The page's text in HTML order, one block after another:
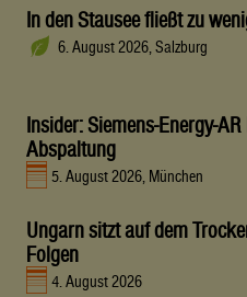
In den Stausee fließt zu
6. August 2026, Salzburg
Insider: Siemens-Energy-
Abspaltung
5. August 2026, München
Ungarn sitzt auf dem
Folgen
4. August 2026